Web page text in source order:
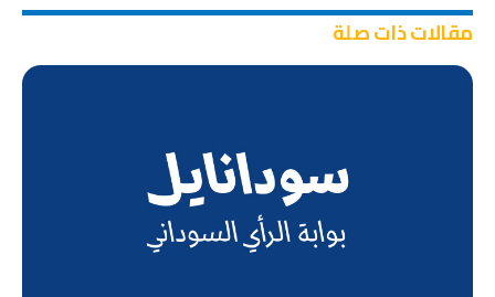
مقالات ذات صلة